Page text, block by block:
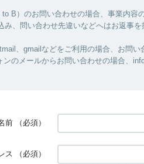
B）のお問い合わせの場合、事業内容
み、問い合わせ先違いなどへはお返事を
、gmailなどをご利用の場合、お問い
のメールからお問い合わせの場合、
前 （必須）
ス （必須）